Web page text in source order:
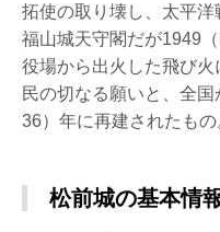
拓使の取り壊し、太平
福山城天守閣だが1949
役場から出火した飛び
民の切なる願いと、全
36）年に再建されたもの
松前城の基本情